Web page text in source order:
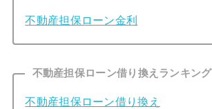
不動産担保ローン金利
不動産担保ローン借り換えランキング
不動産担保ローン借り換え